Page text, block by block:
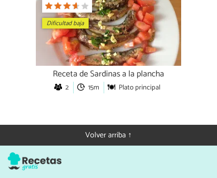
Dificultad baja
Receta de Sardinas a la plancha
2 15m Plato principal
Volver arriba ↑